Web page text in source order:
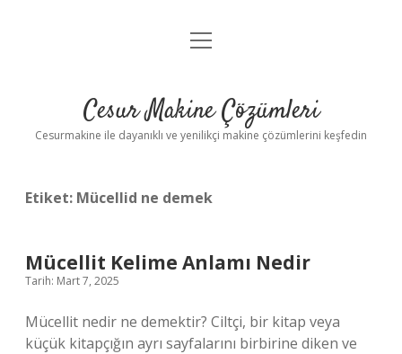
Anasayfa
Yasal Uyarı
menüyü
Cesur Makine Çözümleri
Cesurmakine ile dayanıklı ve yenilikçi makine çözümlerini keşfedin
Etiket: Mücellid ne demek
Mücellit Kelime Anlamı Nedir
Tarih: Mart 7, 2025
Mücellit nedir ne demektir? Ciltçi, bir kitap veya
küçük kitapçığın ayrı sayfalarını birbirine diken ve